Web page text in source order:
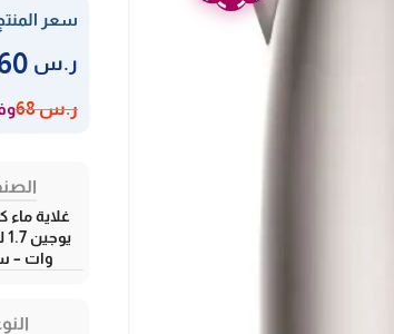
سعر
ر.س
ر.س68 وفر
غلاية ماء
وات –